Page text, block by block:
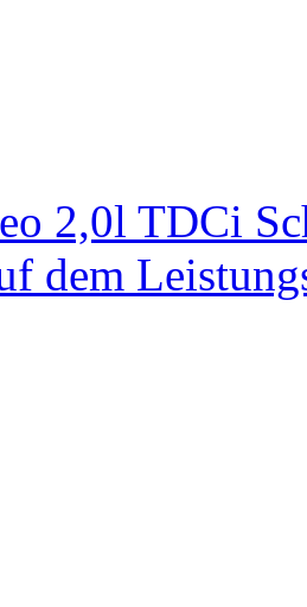
2,0l TDCi
dem